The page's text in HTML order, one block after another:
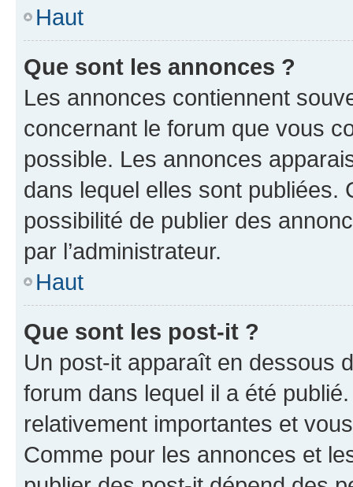
Haut
Que sont les annonces ?
Les annonces contiennent
concernant le forum que vous
possible. Les annonces
dans lequel elles sont publiées.
possibilité de publier des
par l’administrateur.
Haut
Que sont les post-it ?
Un post-it apparaît en dessous
forum dans lequel il a été
relativement importantes et
Comme pour les annonces et